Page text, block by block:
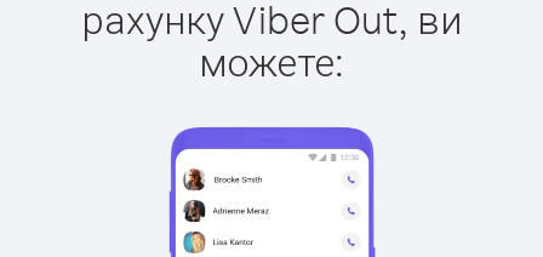
рахунку Viber Out, ви
можете: